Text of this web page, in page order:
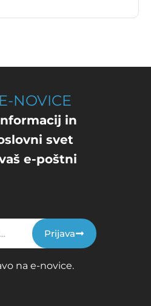
NOVICE
in
svet
e-poštni
na e-novice.
Prijava